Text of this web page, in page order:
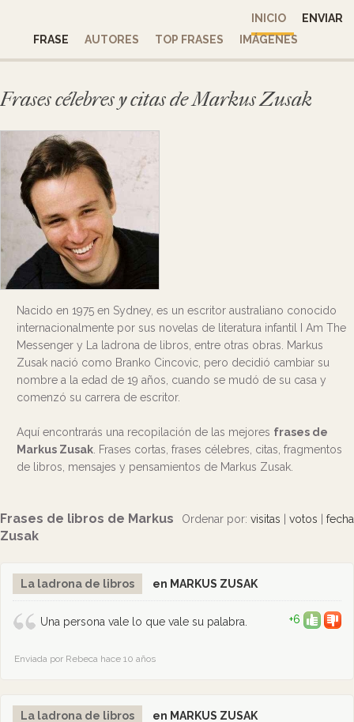
INICIO
ENVIAR
FRASE
AUTORES TOP FRASES IMÁGENES
Frases célebres y citas de Markus Zusak
Nacido en 1975 en Sydney, es un escritor australiano conocido
internacionalmente por sus novelas de literatura infantil I Am The
Messenger y La ladrona de libros, entre otras obras. Markus
Zusak nació como Branko Cincovic, pero decidió cambiar su
nombre a la edad de 19 años, cuando se mudó de su casa y
comenzó su carrera de escritor.
Aquí encontrarás una recopilación de las mejores frases de
Markus Zusak . Frases cortas, frases célebres, citas, fragmentos
de libros, mensajes y pensamientos de Markus Zusak.
Ordenar por: visitas votos fecha
Frases de libros de Markus
Zusak
La ladrona de libros en MARKUS ZUSAK
Una persona vale lo que vale su palabra. +6
Enviada por Rebeca hace 10 años
La ladrona de libros en MARKUS ZUSAK